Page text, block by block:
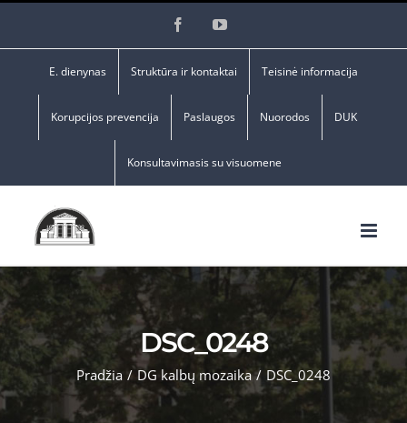
FacebookYouTube
E. dienynas Struktūra ir kontaktai Teisinė informacija
Korupcijos prevencija Paslaugos Nuorodos DUK
Konsultavimasis su visuomene
DSC_0248
Pradžia / DG kalbų mozaika / DSC_0248